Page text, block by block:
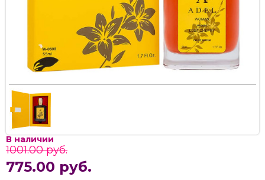
В наличии
1001.00 руб.
775.00 руб.